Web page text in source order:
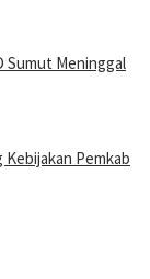
Sumut Meninggal
Kebijakan Pemkab